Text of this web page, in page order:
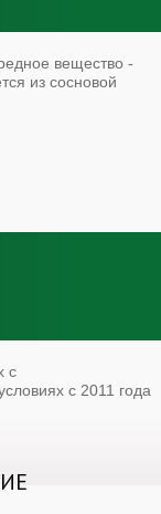
вещество -
из сосновой
с
с 2011 года